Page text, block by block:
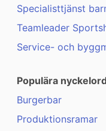
Specialisttjänst
Teamleader
Service- och
Populära nyckelord
Burgerbar
Produktionsramar